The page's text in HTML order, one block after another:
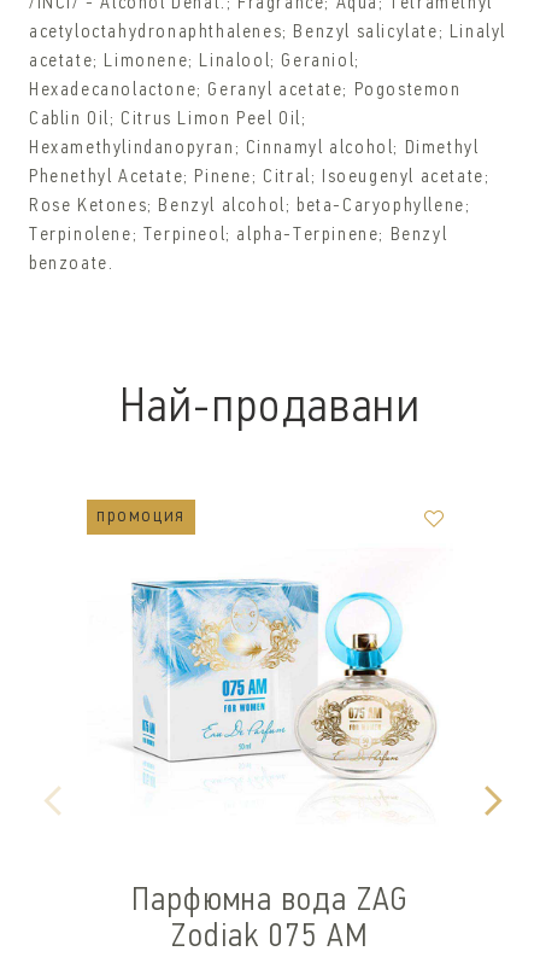
acetyloctahydronaphthalenes; Benzyl salicylate; Linalyl
acetate; Limonene; Linalool; Geraniol;
Hexadecanolactone; Geranyl acetate; Pogostemon
Cablin Oil; Citrus Limon Peel Oil;
Hexamethylindanopyran; Cinnamyl alcohol; Dimethyl
Phenethyl Acetate; Pinene; Citral; Isoeugenyl acetate;
Rose Ketones; Benzyl alcohol; beta-Caryophyllene;
Terpinolene; Terpineol; alpha-Terpinene; Benzyl
benzoate.
Най-продавани
промоция
Парфюмна вода ZAG
Zodiak 075 AM